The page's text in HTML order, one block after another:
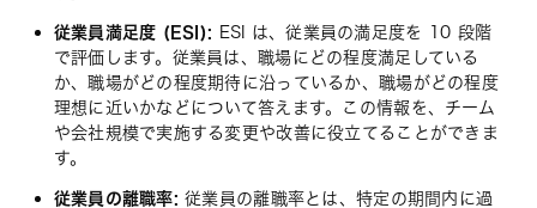
従業員満足度 (ESI): ESI は、従業員の満足度を 10 段階
で評価します。従業員は、職場にどの程度満足している
か、職場がどの程度期待に沿っているか、職場がどの程度
理想に近いかなどについて答えます。この情報を、チーム
や会社規模で実施する変更や改善に役立てることができま
す。
従業員の離職率: 従業員の離職率とは、特定の期間内に過